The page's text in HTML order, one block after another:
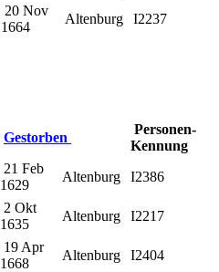
20 Nov
1664
Altenburg I2237
Gestorben
Personen-
Kennung
21 Feb
1629
Altenburg I2386
2 Okt
1635
Altenburg I2217
19 Apr
1668
Altenburg I2404